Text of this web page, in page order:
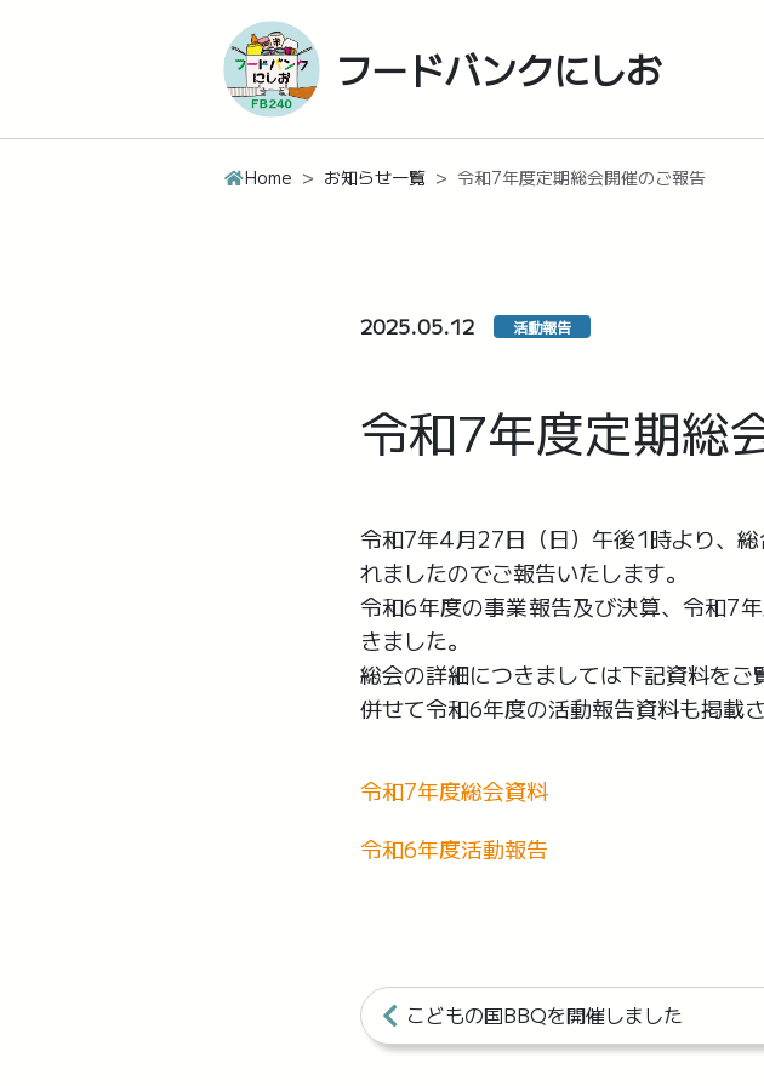
フードバンクにしお
Home お知らせ一覧 令和7年度定期総会開催のご報告
2025.05.12 活動報告
令和7年度定期総
令和7年4月27日（日）午後1時より、
れましたのでご報告いたします。
令和6年度の事業報告及び決算、令和7
きました。
総会の詳細につきましては下記資料をご
併せて令和6年度の活動報告資料も掲載
令和7年度総会資料
令和6年度活動報告
こどもの国BBQを開催しました